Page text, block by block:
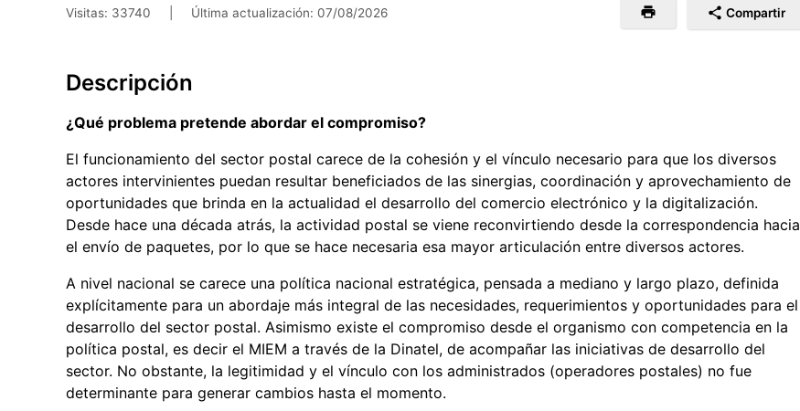
Visitas: 33740 Última actualización: 07/08/2026 Compartir
Descripción
¿Qué problema pretende abordar el compromiso?
El funcionamiento del sector postal carece de la cohesión y el vínculo necesario para que los diversos
actores intervinientes puedan resultar beneficiados de las sinergias, coordinación y aprovechamiento de
oportunidades que brinda en la actualidad el desarrollo del comercio electrónico y la digitalización.
Desde hace una década atrás, la actividad postal se viene reconvirtiendo desde la correspondencia hacia
el envío de paquetes, por lo que se hace necesaria esa mayor articulación entre diversos actores.
A nivel nacional se carece una política nacional estratégica, pensada a mediano y largo plazo, definida
explícitamente para un abordaje más integral de las necesidades, requerimientos y oportunidades para el
desarrollo del sector postal. Asimismo existe el compromiso desde el organismo con competencia en la
política postal, es decir el MIEM a través de la Dinatel, de acompañar las iniciativas de desarrollo del
sector. No obstante, la legitimidad y el vínculo con los administrados (operadores postales) no fue
determinante para generar cambios hasta el momento.